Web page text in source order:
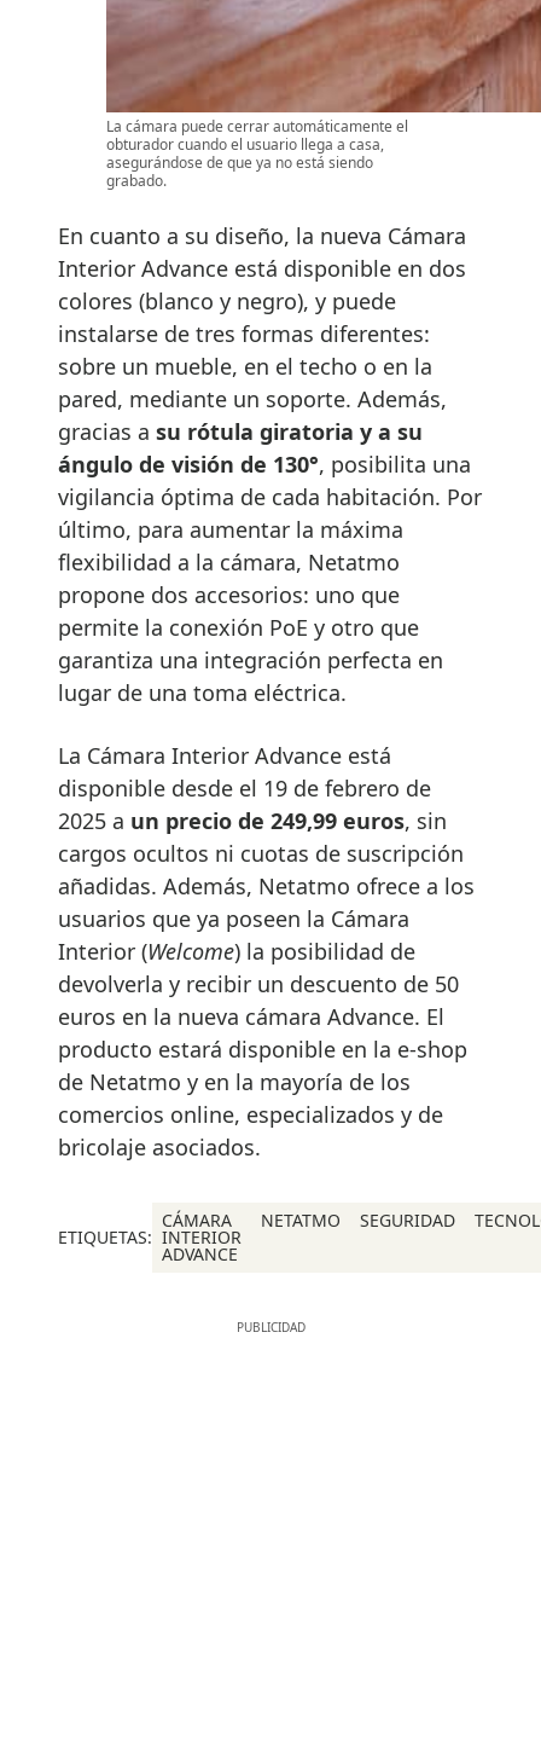
La cámara puede cerrar automáticamente el
obturador cuando el usuario llega a casa,
asegurándose de que ya no está siendo
grabado.
En cuanto a su diseño, la nueva Cámara
Interior Advance está disponible en dos
colores (blanco y negro), y puede
instalarse de tres formas diferentes:
sobre un mueble, en el techo o en la
pared, mediante un soporte. Además,
gracias a su rótula giratoria y a su
ángulo de visión de 130°, posibilita una
vigilancia óptima de cada habitación. Por
último, para aumentar la máxima
flexibilidad a la cámara, Netatmo
propone dos accesorios: uno que
permite la conexión PoE y otro que
garantiza una integración perfecta en
lugar de una toma eléctrica.
La Cámara Interior Advance está
disponible desde el 19 de febrero de
2025 a un precio de 249,99 euros, sin
cargos ocultos ni cuotas de suscripción
añadidas. Además, Netatmo ofrece a los
usuarios que ya poseen la Cámara
Interior (Welcome) la posibilidad de
devolverla y recibir un descuento de 50
euros en la nueva cámara Advance. El
producto estará disponible en la e-shop
de Netatmo y en la mayoría de los
comercios online, especializados y de
bricolaje asociados.
ETIQUETAS:
CÁMARA
INTERIOR
ADVANCE
NETATMO SEGURIDAD